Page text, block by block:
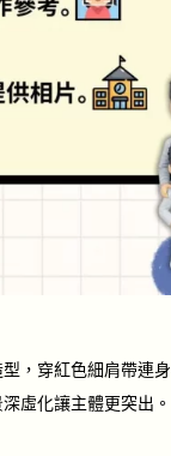
，穿紅色細肩帶連
虛化讓主體更突出。